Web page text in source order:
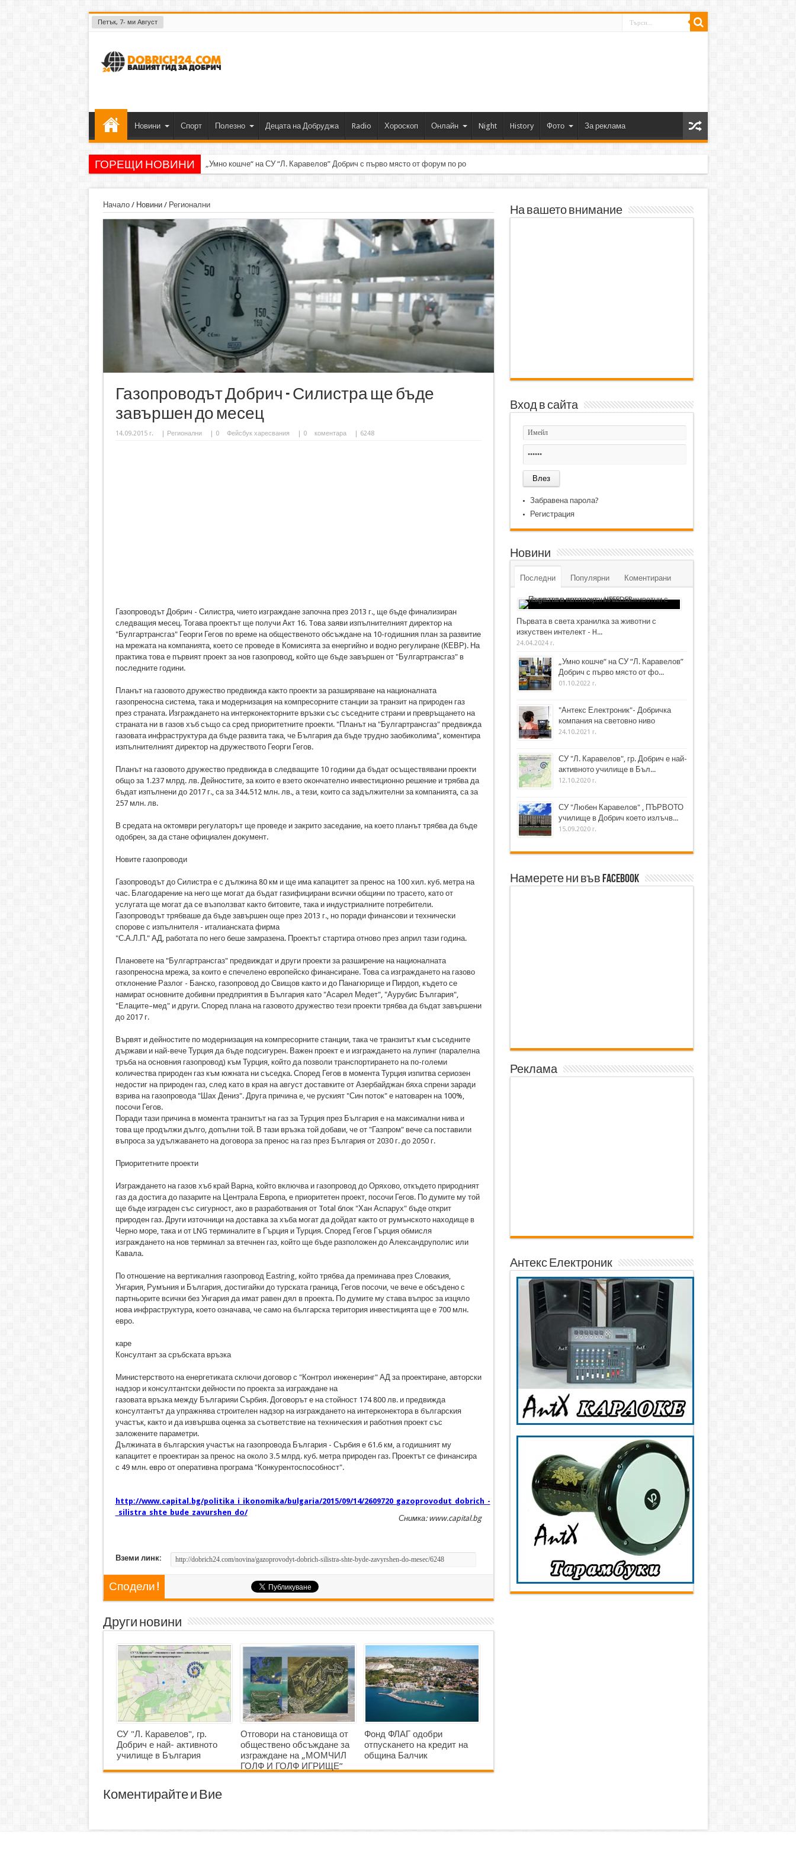
Петък, 7- ми Август
Новини Спорт Полезно Децата на Добруджа Radio Хороскоп Онлайн Night History Фото За реклама
ГОРЕЩИ НОВИНИ „Умно кошче“ на СУ “Л. Каравелов” Добрич с първо място от форум по роботика
Начало/ Новини/ Регионални
Газопроводът Добрич - Силистра ще бъде
завършен до месец
14.09.2015 г. Регионални 0 Фейсбук харесвания 0 коментара | 6248
Газопроводът Добрич - Силистра, чието изграждане започна през 2013 г., ще бъде финализиран
следващия месец. Тогава проектът ще получи Акт 16. Tова заяви изпълнителният директор на
"Булгартрансгаз" Георги Гегов по време на общественото обсъждане на 10-годишния план за развитие
на мрежата на компанията, което се проведе в Комисията за енергийно и водно регулиране (КЕВР). На
практика това е първият проект за нов газопровод, който ще бъде завършен от "Булгартрансгаз" в
последните години.
Планът на газовото дружество предвижда както проекти за разширяване на националната
газопреносна система, така и модернизация на компресорните станции за транзит на природен газ
през страната. Изграждането на интерконекторните връзки със съседните страни и превръщането на
страната ни в газов хъб също са сред приоритетните проекти. "Планът на "Булгартрансгаз" предвижда
газовата инфраструктура да бъде развита така, че България да бъде трудно заобиколима", коментира
изпълнителният директор на дружеството Георги Гегов.
Планът на газовото дружество предвижда в следващите 10 години да бъдат осъществявани проекти
общо за 1.237 млрд. лв. Дейностите, за които е взето окончателно инвестиционно решение и трябва да
бъдат изпълнени до 2017 г., са за 344.512 млн. лв., а тези, които са задължителни за компанията, са за
257 млн. лв.
В средата на октомври регулаторът ще проведе и закрито заседание, на което планът трябва да бъде
одобрен, за да стане официален документ.
Новите газопроводи
Газопроводът до Силистра е с дължина 80 км и ще има капацитет за пренос на 100 хил. куб. метра на
час. Благодарение на него ще могат да бъдат газифицирани всички общини по трасето, като от
услугата ще могат да се възползват както битовите, така и индустриалните потребители.
Газопроводът трябваше да бъде завършен още през 2013 г., но поради финансови и технически
спорове с изпълнителя - италианската фирма
"С.А.Л.П." АД, работата по него беше замразена. Проектът стартира отново през април тази година.
Плановете на "Булгартрансгаз" предвиждат и други проекти за разширение на националната
газопреносна мрежа, за които е спечелено европейско финансиране. Това са изграждането на газово
отклонение Разлог - Банско, газопровод до Свищов както и до Панагюрище и Пирдоп, където се
намират основните добивни предприятия в България като "Асарел Медет", "Аурубис България",
"Елаците–мед" и други. Според плана на газовото дружество тези проекти трябва да бъдат завършени
до 2017 г.
Вървят и дейностите по модернизация на компресорните станции, така че транзитът към съседните
държави и най-вече Турция да бъде подсигурен. Важен проект е и изграждането на лупинг (паралелна
тръба на основния газопровод) към Турция, който да позволи транспортирането на по-големи
количества природен газ към южната ни съседка. Според Гегов в момента Турция изпитва сериозен
недостиг на природен газ, след като в края на август доставките от Азербайджан бяха спрени заради
взрива на газопровода "Шах Дениз". Друга причина е, че руският "Син поток" е натоварен на 100%,
посочи Гегов.
Поради тази причина в момента транзитът на газ за Турция през България е на максимални нива и
това ще продължи дълго, допълни той. В тази връзка той добави, че от "Газпром" вече са поставили
въпроса за удължаването на договора за пренос на газ през България от 2030 г. до 2050 г.
Приоритетните проекти
Изграждането на газов хъб край Варна, който включва и газопровод до Оряхово, откъдето природният
газ да достига до пазарите на Централа Европа, е приоритетен проект, посочи Гегов. По думите му той
ще бъде изграден със сигурност, ако в разработвания от Total блок "Хан Аспарух" бъде открит
природен газ. Други източници на доставка за хъба могат да дойдат както от румънското находище в
Черно море, така и от LNG терминалите в Гърция и Турция. Според Гегов Гърция обмисля
изграждането на нов терминал за втечнен газ, който ще бъде разположен до Александруполис или
Кавала.
По отношение на вертикалния газопровод Еаstring, който трябва да преминава през Словакия,
Унгария, Румъния и България, достигайки до турската граница, Гегов посочи, че вече е обсъдено с
партньорите всички без Унгария да имат равен дял в проекта. По думите му става въпрос за изцяло
нова инфраструктура, което означава, че само на българска територия инвестицията ще е 700 млн.
евро.
каре
Консултант за сръбската връзка
Министерството на енергетиката сключи договор с "Контрол инженеринг" АД за проектиране, авторски
надзор и консултантски дейности по проекта за изграждане на
газовата връзка между Българияи Сърбия. Договорът е на стойност 174 800 лв. и предвижда
консултантът да упражнява строителен надзор на изграждането на интерконектора в българския
участък, както и да извършва оценка за съответствие на техническия и работния проект със
заложените параметри.
Дължината в българския участък на газопровода България - Сърбия е 61.6 км, а годишният му
капацитет е проектиран за пренос на около 3.5 млрд. куб. метра природен газ. Проектът се финансира
с 49 млн. евро от оперативна програма "Конкурентоспособност".
http://www.capital.bg/politika_i_ikonomika/bulgaria/2015/09/14/2609720_gazoprovodut_dobrich_-
_silistra_shte_bude_zavurshen_do/
Снимка: www.capital.bg
Вземи линк:
Сподели !
Други новини
СУ "Л. Каравелов", гр.
Добрич е най- активното
училище в България
Отговори на становища от
обществено обсъждане за
изграждане на „МОМЧИЛ
ГОЛФ И ГОЛФ ИГРИЩЕ”
Фонд ФЛАГ одобри
отпускането на кредит на
община Балчик
Коментирайте и Вие
На вашето внимание
Вход в сайта
Забравена парола?
Регистрация
Новини
Последни Популярни Коментирани
Първата в света хранилка за животни с
изкуствен интелект - H...
24.04.2024 г.
„Умно кошче“ на СУ “Л. Каравелов”
Добрич с първо място от фо...
01.10.2022 г.
"Антекс Електроник"- Добричка
компания на световно ниво
24.10.2021 г.
СУ "Л. Каравелов", гр. Добрич е най-
активното училище в Бъл...
12.10.2020 г.
СУ "Любен Каравелов" , ПЪРВОТО
училище в Добрич което излъчв...
15.09.2020 г.
Намерете ни във Facebook
Реклама
Антекс Електроник